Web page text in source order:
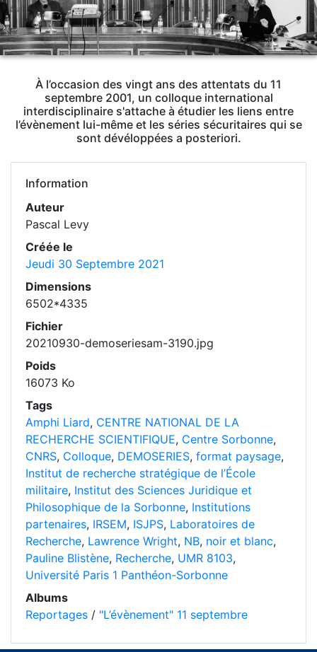
À l’occasion des vingt ans des attentats du 11
septembre 2001, un colloque international
interdisciplinaire s'attache à étudier les liens entre
l’évènement lui-même et les séries sécuritaires qui se
sont dévéloppées a posteriori.
Information
Auteur
Pascal Levy
Créée le
Jeudi 30 Septembre 2021
Dimensions
6502*4335
Fichier
20210930-demoseriesam-3190.jpg
Poids
16073 Ko
Tags
Amphi Liard, CENTRE NATIONAL DE LA
RECHERCHE SCIENTIFIQUE, Centre Sorbonne,
CNRS, Colloque, DEMOSERIES, format paysage,
Institut de recherche stratégique de l’École
militaire, Institut des Sciences Juridique et
Philosophique de la Sorbonne, Institutions
partenaires, IRSEM, ISJPS, Laboratoires de
Recherche, Lawrence Wright, NB, noir et blanc,
Pauline Blistène, Recherche, UMR 8103,
Université Paris 1 Panthéon-Sorbonne
Albums
Reportages / "L’évènement" 11 septembre